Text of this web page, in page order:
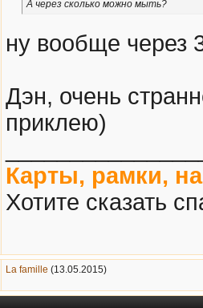
А через сколько можно мыть?
ну вообще через
Дэн, очень
приклею)
Карты, рамки,
Хотите сказать
La famille (13.05.2015)